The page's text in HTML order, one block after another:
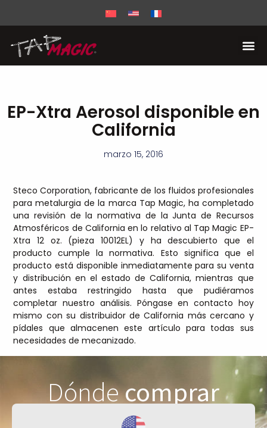
EP-Xtra Aerosol disponible en
California
marzo 15, 2016
Steco Corporation, fabricante de los fluidos profesionales
para metalurgia de la marca Tap Magic, ha completado
una revisión de la normativa de la Junta de Recursos
Atmosféricos de California en lo relativo al Tap Magic EP-
Xtra 12 oz. (pieza 10012EL) y ha descubierto que el
producto cumple la normativa. Esto significa que el
producto está disponible inmediatamente para su venta
y distribución en el estado de California, mientras que
antes estaba restringido hasta que pudiéramos
completar nuestro análisis. Póngase en contacto hoy
mismo con su distribuidor de California más cercano y
pídales que almacenen este artículo para todas sus
necesidades de mecanizado.
Dóndecomprar